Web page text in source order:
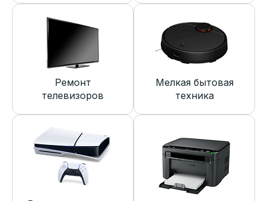
Ремонт
телевизоров
Мелкая бытовая
техника